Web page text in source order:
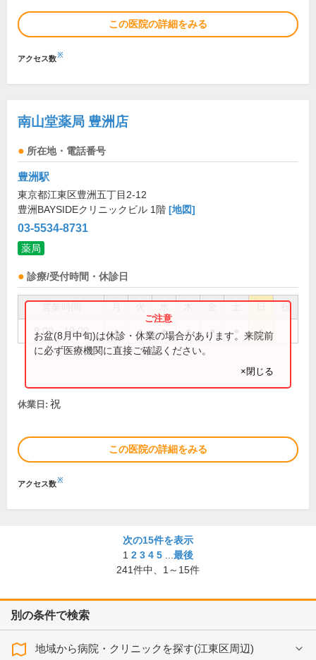
この医院の詳細をみる
アクセス数※
南山堂薬局 豊洲店
所在地・電話番号
豊洲駅
東京都江東区豊洲五丁目2-12
豊洲BAYSIDEクリニックビル 1階 [地図]
03-5534-8731
薬局
診療/受付時間・休診日
祝
9:00～19:00 ● ● ● ● ● ●
お盆(8月中旬)は休診・休業の場合があります。来院前
に必ず医療機関に直接ご確認ください。
×閉じる
休業日: 祝
この医院の詳細をみる
アクセス数※
次の15件を表示
1 2 3 4 5
最後
241件中、 1～15件
別の条件で検索
地域から病院・クリニックを探す(江東区周辺)